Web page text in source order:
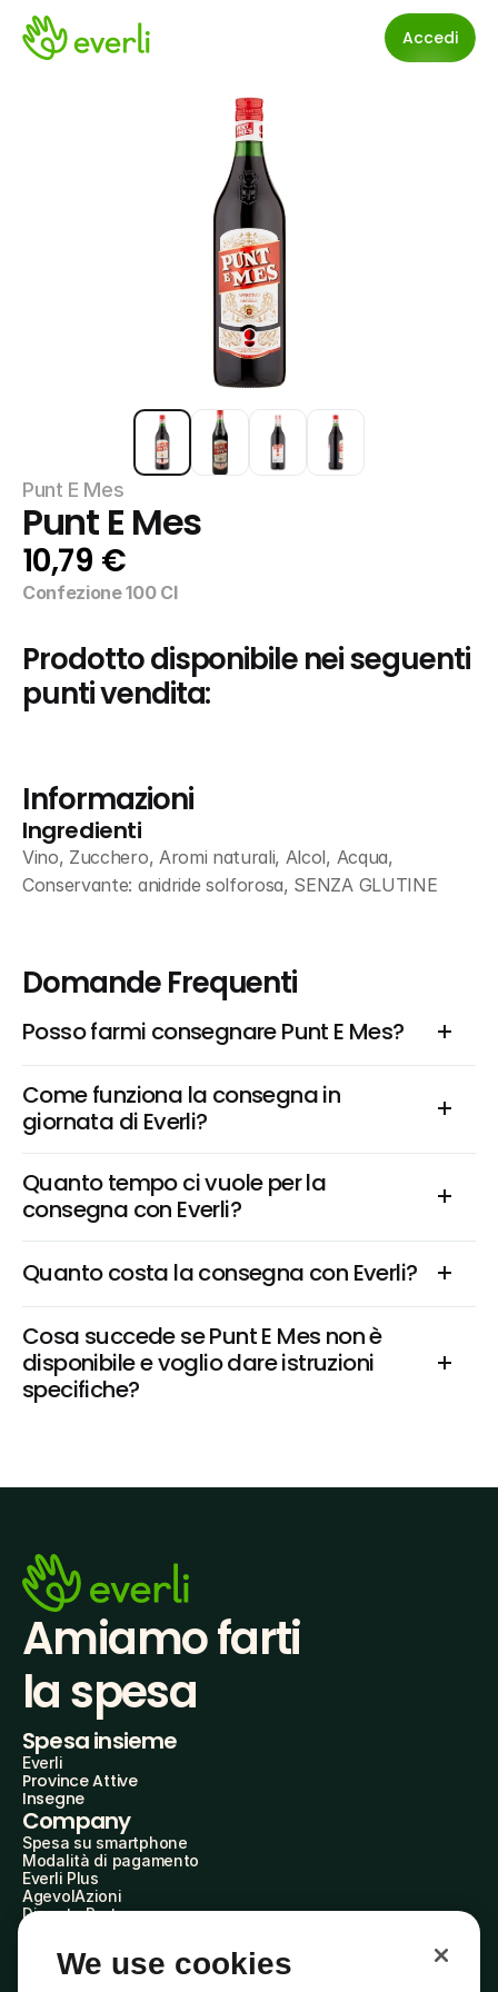
Accedi
Punt E Mes
Punt E Mes
10,79 €
Confezione 100 Cl
Prodotto disponibile nei seguenti
punti vendita:
Informazioni
Ingredienti
Vino, Zucchero, Aromi naturali, Alcol, Acqua,
Conservante: anidride solforosa, SENZA GLUTINE
Domande Frequenti
Posso farmi consegnare Punt E Mes?
Come funziona la consegna in
giornata di Everli?
Quanto tempo ci vuole per la
consegna con Everli?
Quanto costa la consegna con Everli?
Cosa succede se Punt E Mes non è
disponibile e voglio dare istruzioni
specifiche?
Amiamo farti
la spesa
Spesa insieme
Everli
Province Attive
Insegne
Company
Spesa su smartphone
Modalità di pagamento
Everli Plus
AgevolAzioni
Diventa Partner
Everli Shoppers
About Us
We use cookies